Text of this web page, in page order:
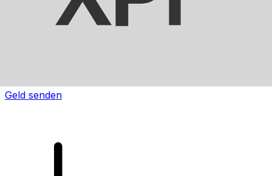
XE Internationaler Geldtransfer
Geld senden